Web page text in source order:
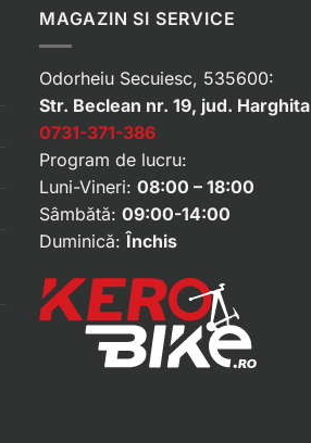
MAGAZIN SI SERVICE
Odorheiu Secuiesc, 535600:
Str. Beclean nr. 19, jud. Harghita
0731-371-386
Program de lucru:
Luni-Vineri: 08:00 – 18:00
Sâmbătă: 09:00-14:00
Duminică: Închis